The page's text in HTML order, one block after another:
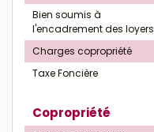
Bien soumis à
l'encadrement des loyers
Charges copropriété
Taxe Foncière
Copropriété